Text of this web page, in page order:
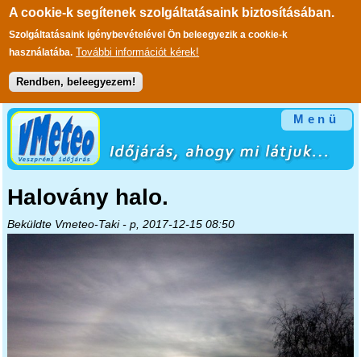
A cookie-k segítenek szolgáltatásaink biztosításában.
Szolgáltatásaink igénybevételével Ön beleegyezik a cookie-k
használatába. További információt kérek!
Rendben, beleegyezem!
Ugrás a tartalomra
Menü
Halovány halo.
Beküldte Vmeteo-Taki- p, 2017-12-15 08:50